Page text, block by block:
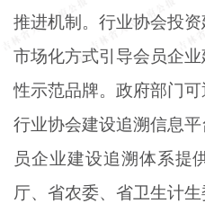
推进机制。行业协会投
市场化方式引导会员企
性示范品牌。政府部门
行业协会建设追溯信息
员企业建设追溯体系提
厅、省农委、省卫生计